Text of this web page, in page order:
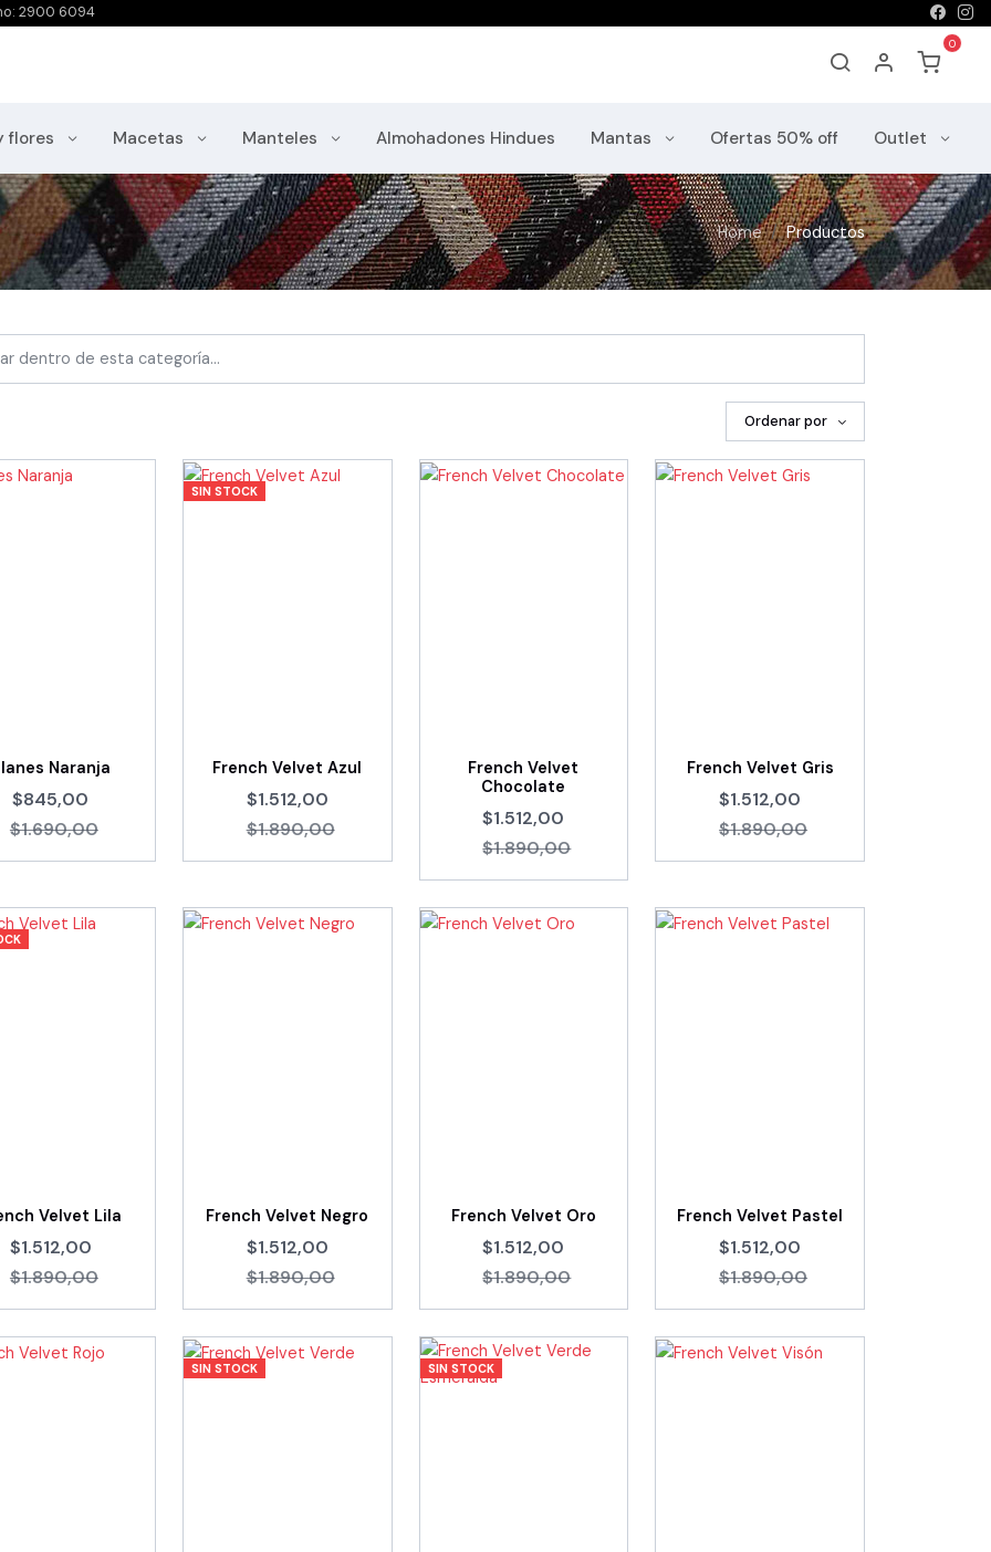
2900 6094
flores Macetas Manteles Almohadones Hindues Mantas Ofertas 50% off Outlet
Home Productos
Ordenar por
Naranja
$845,00
$1.690,00
SIN STOCK
French Velvet Azul
$1.512,00
$1.890,00
French Velvet
Chocolate
$1.512,00
$1.890,00
French Velvet Gris
$1.512,00
$1.890,00
Velvet Lila
$1.512,00
$1.890,00
French Velvet Negro
$1.512,00
$1.890,00
French Velvet Oro
$1.512,00
$1.890,00
French Velvet Pastel
$1.512,00
$1.890,00
SIN STOCK SIN STOCK